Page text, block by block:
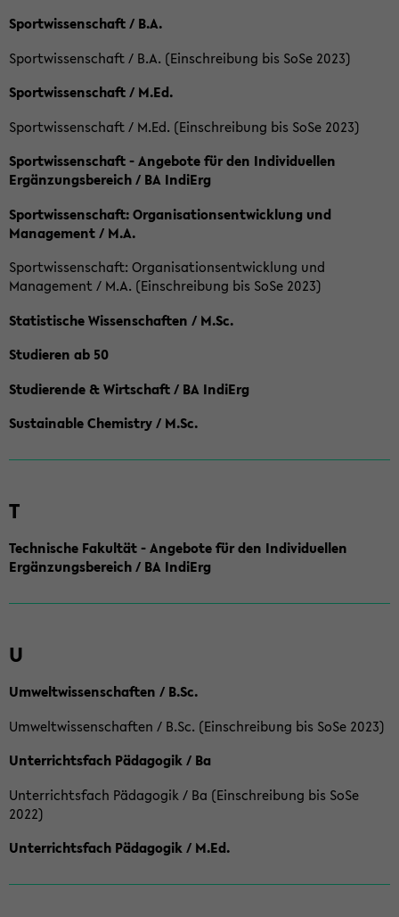
Sportwissenschaft / B.A.
Sportwissenschaft / B.A. (Einschreibung bis SoSe 2023)
Sportwissenschaft / M.Ed.
Sportwissenschaft / M.Ed. (Einschreibung bis SoSe 2023)
Sportwissenschaft - Angebote für den Individuellen
Ergänzungsbereich / BA IndiErg
Sportwissenschaft: Organisationsentwicklung und
Management / M.A.
Sportwissenschaft: Organisationsentwicklung und
Management / M.A. (Einschreibung bis SoSe 2023)
Statistische Wissenschaften / M.Sc.
Studieren ab 50
Studierende & Wirtschaft / BA IndiErg
Sustainable Chemistry / M.Sc.
T
Technische Fakultät - Angebote für den Individuellen
Ergänzungsbereich / BA IndiErg
U
Umweltwissenschaften / B.Sc.
Umweltwissenschaften / B.Sc. (Einschreibung bis SoSe 2023)
Unterrichtsfach Pädagogik / Ba
Unterrichtsfach Pädagogik / Ba (Einschreibung bis SoSe
2022)
Unterrichtsfach Pädagogik / M.Ed.